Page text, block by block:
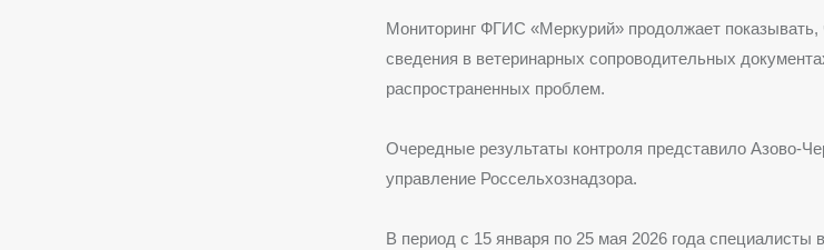
Мониторинг ФГИС «Меркурий» продолжает
сведения в ветеринарных сопроводительных
распространенных проблем.
Очередные результаты контроля представило Азово-
управление Россельхознадзора.
В период с 15 января по 25 мая 2026 года специалисты